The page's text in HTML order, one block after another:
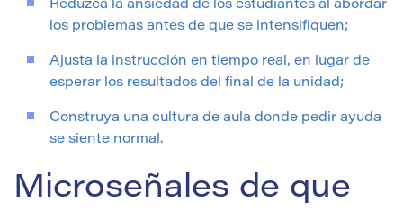
Reduzca la ansiedad de los estudiantes al abordar
los problemas antes de que se intensifiquen;
Ajusta la instrucción en tiempo real, en lugar de
esperar los resultados del final de la unidad;
Construya una cultura de aula donde pedir ayuda
se siente normal.
Microseñales de que